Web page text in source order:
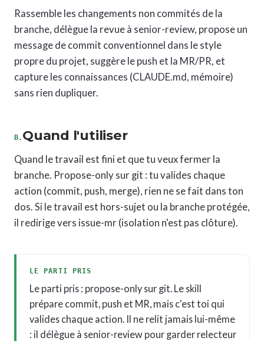
Rassemble les changements non commités de la
branche, délègue la revue à senior-review, propose un
message de commit conventionnel dans le style
propre du projet, suggère le push et la MR/PR, et
capture les connaissances (CLAUDE.md, mémoire)
sans rien dupliquer.
B. Quand l'utiliser
Quand le travail est fini et que tu veux fermer la
branche. Propose-only sur git : tu valides chaque
action (commit, push, merge), rien ne se fait dans ton
dos. Si le travail est hors-sujet ou la branche protégée,
il redirige vers issue-mr (isolation n'est pas clôture).
LE PARTI PRIS
Le parti pris : propose-only sur git. Le skill
prépare commit, push et MR, mais c'est toi qui
valides chaque action. Il ne relit jamais lui-même
: il délègue à senior-review pour garder relecteur